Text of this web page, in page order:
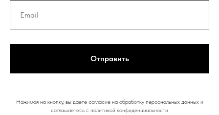
Отправить
Нажимая на кнопку, вы даете согласие на обработку персональных данных и
соглашаетесь c политикой конфиденциальности